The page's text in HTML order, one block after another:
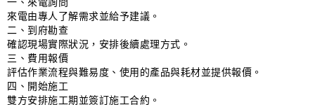
來電由專人了解需求並給予建議。
二、到府勘查
確認現場實際狀況，安排後續處理方式。
三、費用報價
評估作業流程與難易度、使用的產品與耗材並提供報價。
四、開始施工
雙方安排施工期並簽訂施工合約。